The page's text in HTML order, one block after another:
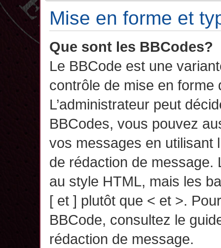
Mise en forme et
Que sont les BBCodes?
Le BBCode est une
contrôle de mise en forme
L’administrateur peut
BBCodes, vous pouvez
vos messages en utilisant
de rédaction de message.
au style HTML, mais les
[ et ] plutôt que < et >.
BBCode, consultez le
rédaction de message.